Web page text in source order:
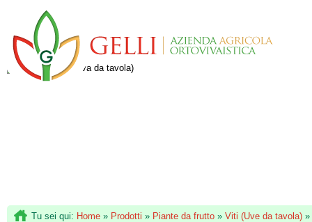
Tu sei qui: Home » Prodotti » Piante da frutto » Viti (Uve da tavola) »